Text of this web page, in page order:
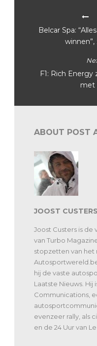
Belcar Spa:
F1: Rich
met
ABOUT POST
JOOST CUSTERS
Joost Custers is
van Turbo
stopzetten van het
hij de vaste
Laatste Nieuws. Hij
Communications,
evenzeer rally, als
en de 24 Uur van